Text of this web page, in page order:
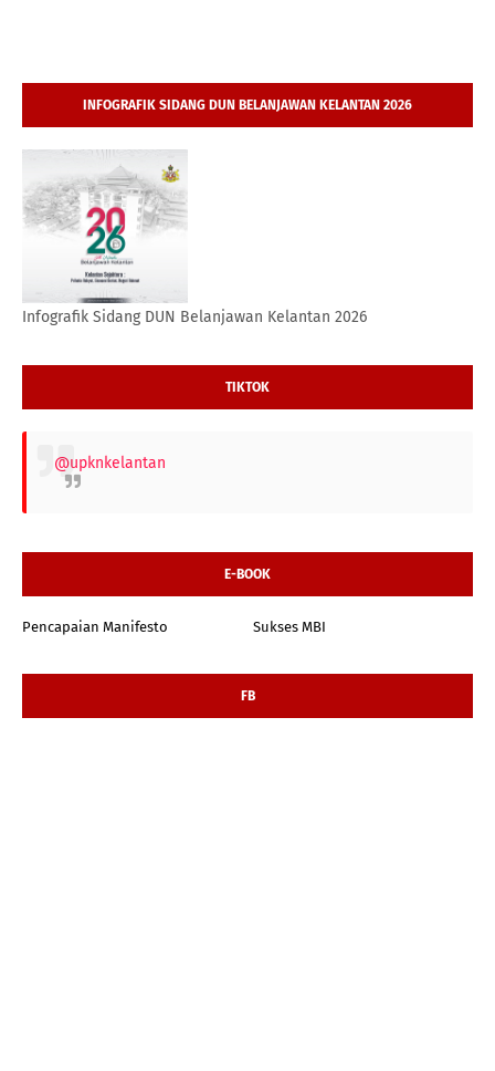
INFOGRAFIK SIDANG DUN BELANJAWAN KELANTAN 2026
Infografik Sidang DUN Belanjawan Kelantan 2026
TIKTOK
@upknkelantan
E-BOOK
Pencapaian Manifesto Sukses MBI
FB